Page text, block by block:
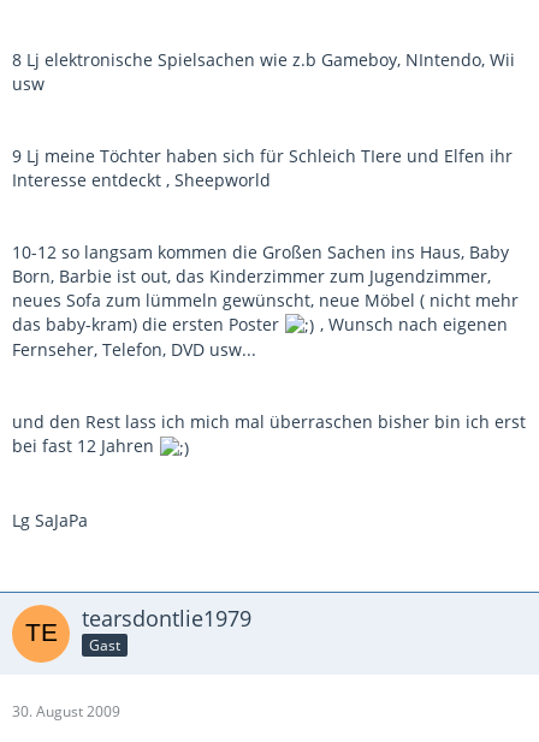
8 Lj elektronische Spielsachen wie z.b Gameboy, NIntendo, Wii
usw
9 Lj meine Töchter haben sich für Schleich TIere und Elfen ihr
Interesse entdeckt , Sheepworld
10-12 so langsam kommen die Großen Sachen ins Haus, Baby
Born, Barbie ist out, das Kinderzimmer zum Jugendzimmer,
neues Sofa zum lümmeln gewünscht, neue Möbel ( nicht mehr
das baby-kram) die ersten Poster
, Wunsch nach eigenen
Fernseher, Telefon, DVD usw...
und den Rest lass ich mich mal überraschen bisher bin ich erst
bei fast 12 Jahren
Lg SaJaPa
tearsdontlie1979
Gast
30. August 2009